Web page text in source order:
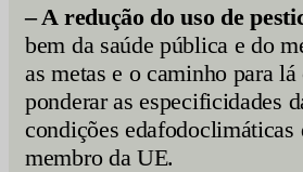
– A redução do uso de
bem da saúde pública e do
as metas e o caminho para
ponderar as especificidades
condições edafodoclimáticas
membro da UE.